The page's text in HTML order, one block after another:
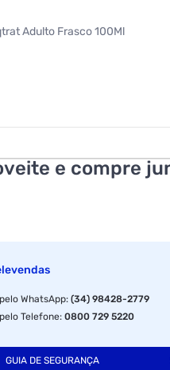
Adulto Frasco 100Ml
e compre
WhatsApp:(34) 98428-2779
Telefone:0800 729 5220
GUIA DE SEGURANÇA